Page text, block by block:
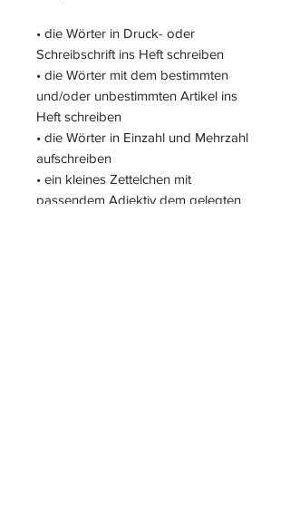
• die Wörter in Druck- oder
Schreibschrift ins Heft schreiben
• die Wörter mit dem bestimmten
und/oder unbestimmten Artikel ins
Heft schreiben
• die Wörter in Einzahl und Mehrzahl
aufschreiben
• ein kleines Zettelchen mit
passendem Adjektiv dem gelegten